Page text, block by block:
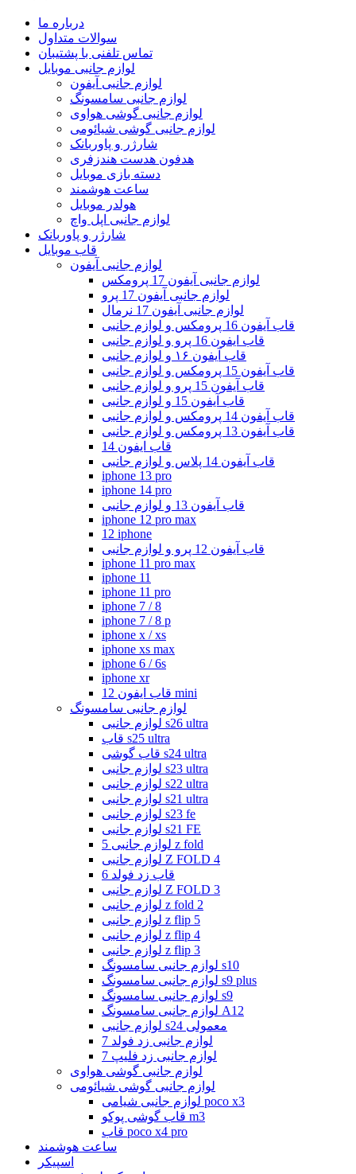
درباره ما
سوالات متداول
تماس تلفنی با پشتیبان
لوازم جانبی موبایل
لوازم جانبی آیفون
لوازم جانبی سامسونگ
لوازم جانبی گوشی هواوی
لوازم جانبی گوشی شیائومی
شارژر و پاوربانک
هدفون هدست هندزفری
دسته بازی موبایل
ساعت هوشمند
هولدر موبایل
لوازم جانبی اپل واچ
شارژر و پاوربانک
قاب موبایل
لوازم جانبی آیفون
لوازم جانبی آیفون 17 پرومکس
لوازم جانبی آیفون 17 پرو
لوازم جانبی آیفون 17 نرمال
قاب آیفون 16 پرومکس و لوازم جانبی
قاب ایفون 16 پرو و لوازم جانبی
قاب آیفون ۱۶ و لوازم جانبی
قاب آیفون 15 پرومکس و لوازم جانبی
قاب آیفون 15 پرو و لوازم جانبی
قاب آیفون 15 و لوازم جانبی
قاب آیفون 14 پرومکس و لوازم جانبی
قاب آیفون 13 پرومکس و لوازم جانبی
قاب ایفون 14
قاب آیفون 14 پلاس و لوازم جانبی
iphone 13 pro
iphone 14 pro
قاب آیفون 13 و لوازم جانبی
iphone 12 pro max
12 iphone
قاب آیفون 12 پرو و لوازم جانبی
iphone 11 pro max
iphone 11
iphone 11 pro
iphone 7 / 8
iphone 7 / 8 p
iphone x / xs
iphone xs max
iphone 6 / 6s
iphone xr
قاب ایفون 12 mini
لوازم جانبی سامسونگ
لوازم جانبی s26 ultra
قاب s25 ultra
قاب گوشی s24 ultra
لوازم جانبی s23 ultra
لوازم جانبی s22 ultra
لوازم جانبی s21 ultra
لوازم جانبی s23 fe
لوازم جانبی s21 FE
لوازم جانبی 5 z fold
لوازم جانبی Z FOLD 4
قاب زد فولد 6
لوازم جانبی Z FOLD 3
لوازم جانبی z fold 2
لوازم جانبی z flip 5
لوازم جانبی z flip 4
لوازم جانبی z flip 3
لوازم جانبی سامسونگ s10
لوازم جانبی سامسونگ s9 plus
لوازم جانبی سامسونگ s9
لوازم جانبی سامسونگ A12
لوازم جانبی s24 معمولی
لوازم جانبی زد فولد 7
لوازم جانبی زد فلیپ 7
لوازم جانبی گوشی هواوی
لوازم جانبی گوشی شیائومی
لوازم جانبی شیامی poco x3
قاب گوشی پوکو m3
قاب poco x4 pro
ساعت هوشمند
اسپیکر